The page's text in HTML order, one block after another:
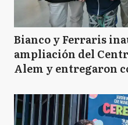
Bianco y Ferraris
ampliación del
Alem y entregaron